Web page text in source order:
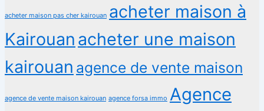
acheter maison pas cher kairouan acheter maison à
Kairouan acheter une maison
kairouan agence de vente maison
agence de vente maison kairouan agence forsa immo Agence